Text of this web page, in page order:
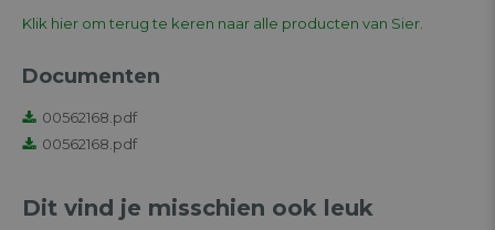
Klik hier om terug te keren naar alle producten van Sier.
Documenten
00562168.pdf
00562168.pdf
Dit vind je misschien ook leuk